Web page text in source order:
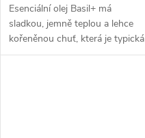
Esenciální olej Basil+ má
sladkou, jemně teplou a lehce
kořeněnou chuť, která je typická
pro čerstvou bazalku. Hodí se